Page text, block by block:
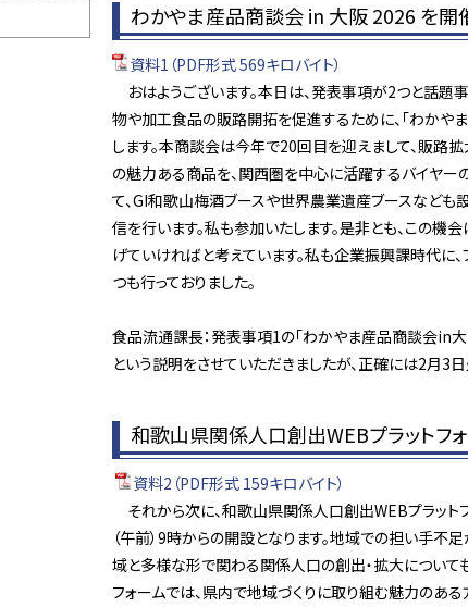
わかやま産品商談会 in 大阪 2026 を開
資料1（PDF形式 569キロバイト）
おはようございます。本日は、発表事項が2つと話題
物や加工食品の販路開拓を促進するために、「わか
します。本商談会は今年で20回目を迎えまして、販
の魅力ある商品を、関西圏を中心に活躍するバイヤー
て、GI和歌山梅酒ブースや世界農業遺産ブースなど
信を行います。私も参加いたします。是非とも、この
げていければと考えています。私も企業振興課時代に
つも行っておりました。
食品流通課長：発表事項1の「わかやま産品商談会in
という説明をさせていただきましたが、正確には2月3
和歌山県関係人口創出WEBプラットフ
資料2（PDF形式 159キロバイト）
それから次に、和歌山県関係人口創出WEBプラット
（午前）9時からの開設となります。地域での担い手
域と多様な形で関わる関係人口の創出・拡大について
フォームでは、県内で地域づくりに取り組む魅力のあ